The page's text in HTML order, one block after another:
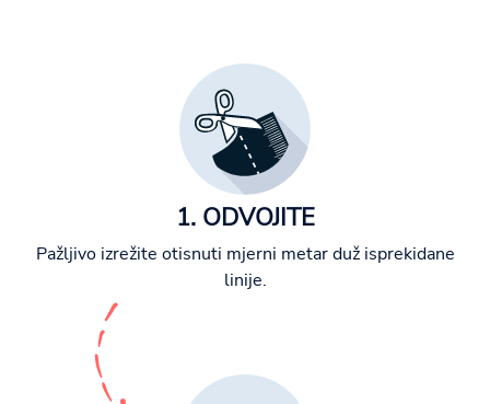
1. ODVOJITE
Pažljivo izrežite otisnuti mjerni metar duž isprekidane
linije.